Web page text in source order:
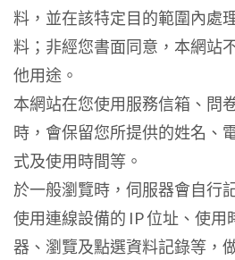
料，並在該特定目的範圍內處
料；非經您書面同意，本網站
他用途。
本網站在您使用服務信箱、問
時，會保留您所提供的姓名、
式及使用時間等。
於一般瀏覽時，伺服器會自行
使用連線設備的 IP 位址、使用
器、瀏覽及點選資料記錄等，